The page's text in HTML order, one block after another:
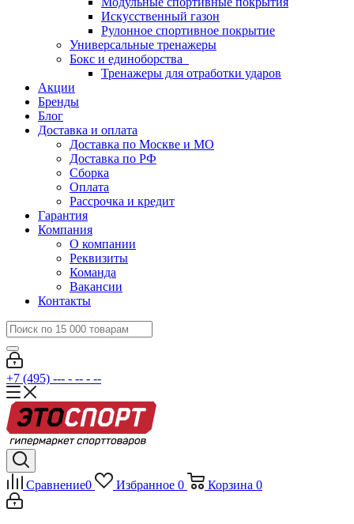
Искусственный газон
Рулонное спортивное покрытие
Универсальные тренажеры
Бокс и единоборства
Тренажеры для отработки ударов
Акции
Бренды
Блог
Доставка и оплата
Доставка по Москве и МО
Доставка по РФ
Сборка
Оплата
Рассрочка и кредит
Гарантия
Компания
О компании
Реквизиты
Команда
Вакансии
Контакты
+7 (495) --- - -- - --
Сравнение0 Избранное 0 Корзина 0